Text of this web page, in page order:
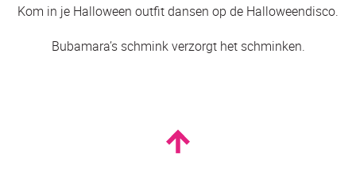
Kom in je Halloween outfit dansen op de Halloweendisco.
Bubamara’s schmink verzorgt het schminken.